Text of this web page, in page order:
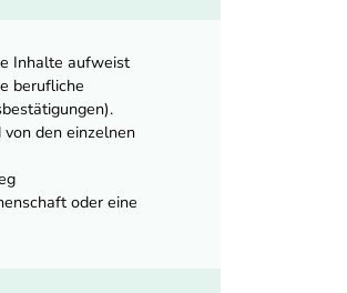
Inhalte aufweist
berufliche
den einzelnen
oder eine